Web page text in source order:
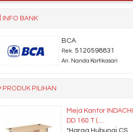
INFO BANK
BCA
Rek. 5120598831
An. Nanda Kartikasari
PRODUK PILIHAN
Meja Kantor INDACHI
DD 160 T (....
*Harga Hubungi CS